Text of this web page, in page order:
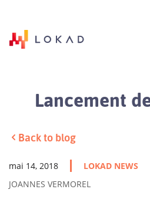
Lancement
Back to blog
mai 14, 2018
LOKAD NEWS
JOANNES VERMOREL